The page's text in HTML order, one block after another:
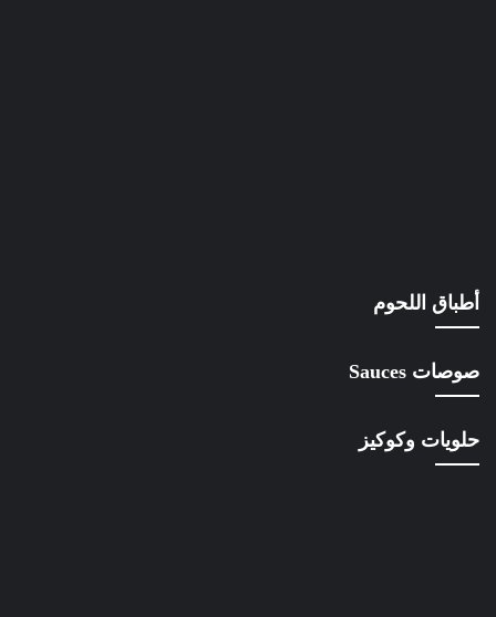
أطباق اللحوم
صوصات Sauces
حلويات وكوكيز